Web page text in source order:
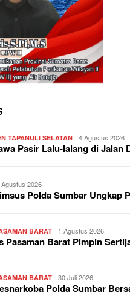
TAPANULI SELATAN 4 Agustus 2026
Pasir Lalu-lalang di Jalan
2026
Polda Sumbar Ungkap
BARAT 1 Agustus 2026
Pasaman Barat Pimpin
BARAT 30 Juli 2026
Polda Sumbar